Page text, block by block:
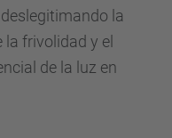
la
frivolidad y el
de la luz en